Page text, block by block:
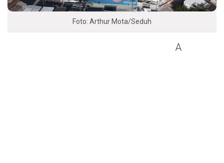
Foto: Arthur Mota/Seduh
A